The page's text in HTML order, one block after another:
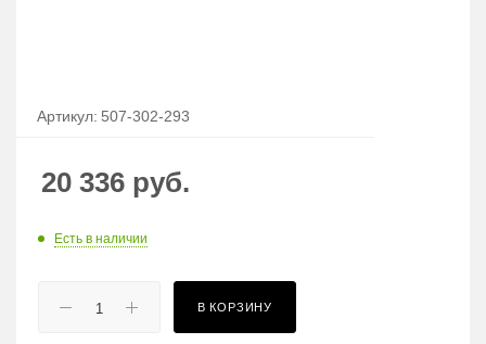
Артикул: 507-302-293
20 336 руб.
Есть в наличии
В КОРЗИНУ